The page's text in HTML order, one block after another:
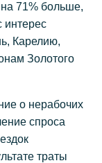
71% больше,
интерес
Карелию,
Золотого
о нерабочих
спроса
траты